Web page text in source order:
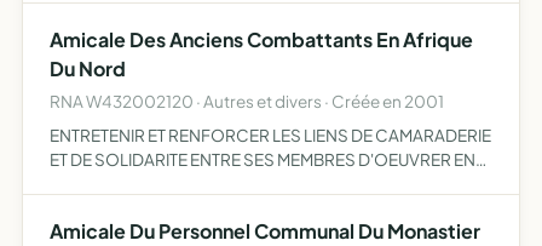
Amicale Des Anciens Combattants En Afrique
Du Nord
RNA W432002120 · Autres et divers · Créée en 2001
ENTRETENIR ET RENFORCER LES LIENS DE CAMARADERIE
ET DE SOLIDARITE ENTRE SES MEMBRES D'OEUVRER EN
Amicale Du Personnel Communal Du Monastier